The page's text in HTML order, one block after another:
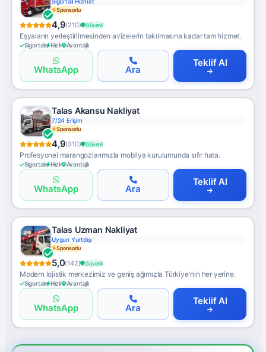
Sponsorlu
4,9(210) Güvenli
Eşyaların yerleştirilmesinden avizelerin takılmasına kadar tam hizmet.
Sigortalı Hızlı Avantajlı
WhatsApp Ara
Teklif Al
Talas Akansu Nakliyat
7/24 Erişim
Sponsorlu
4,9(310) Güvenli
Profesyonel marangozlarımızla mobilya kurulumunda sıfır hata.
Sigortalı Hızlı Avantajlı
WhatsApp Ara
Teklif Al
Talas Uzman Nakliyat
Uygun Yurtdışı
Sponsorlu
5,0(142) Güvenli
Modern lojistik merkezimiz ve geniş ağımızla Türkiye'nin her yerine.
Sigortalı Hızlı Avantajlı
WhatsApp Ara
Teklif Al